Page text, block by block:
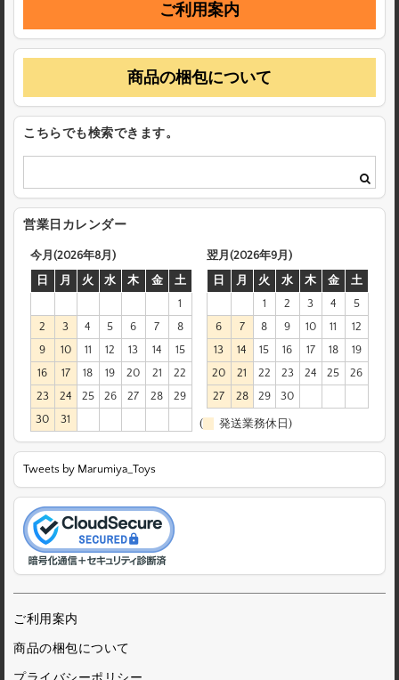
ご利用案内
商品の梱包について
こちらでも検索できます。
営業日カレンダー
今月(2026年8月)
日
月 火 水 木 金
土
1
2
3 4 5 6 7
8
9
10 11 12 13 14
15
16
17 18 19 20 21
22
23
24 25 26 27 28
29
30
31
翌月(2026年9月)
日
月 火 水 木 金
土
1
2 3 4
5
6
7 8 9 10 11
12
13
14 15 16 17 18
19
20
21 22 23 24 25
26
27
28 29 30
( 発送業務休日)
Tweets by Marumiya_Toys
ご利用案内
商品の梱包について